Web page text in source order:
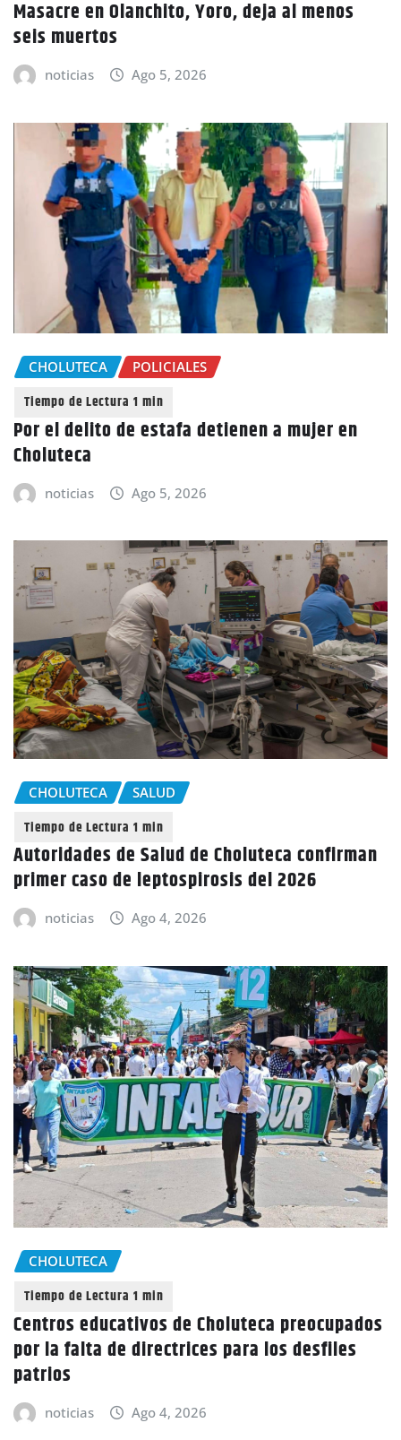
Masacre en Olanchito, Yoro, deja al menos
seis muertos
noticias Ago 5, 2026
CHOLUTECA POLICIALES
Por el delito de estafa detienen a mujer en
Choluteca
noticias Ago 5, 2026
CHOLUTECA SALUD
Autoridades de Salud de Choluteca confirman
primer caso de leptospirosis del 2026
noticias Ago 4, 2026
CHOLUTECA
Centros educativos de Choluteca preocupados
por la falta de directrices para los desfiles
patrios
noticias Ago 4, 2026